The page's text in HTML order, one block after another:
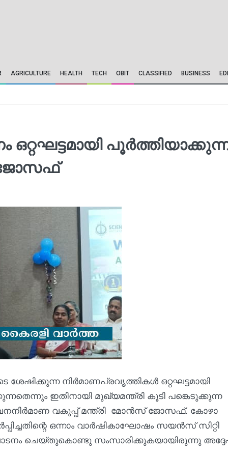
AGRICULTURE HEALTH TECH OBIT CLASSIFIED BUSINESS
ഒറ്റഘട്ടമായി
ജോസഫ്
ശേഷിക്കുന്ന നിർമാണപ്രവൃത്തികൾ ഒറ്റഘട്ടമായി
ഇതിനായി മുഖ്യമന്ത്രി കൂടി പങ്കെടുക്കുന്ന
വകുപ്പ് മന്ത്രി മോൻസ് ജോസഫ്. കോഴാ
ഒന്നാം വാർഷികാഘോഷം സയൻസ് സിറ്റി
ചെയ്തുകൊണ്ടു സംസാരിക്കുകയായിരുന്നു